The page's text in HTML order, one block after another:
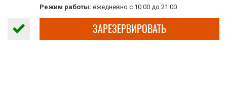
Режим работы: ежедневно с 10:00 до 21:00
ЗАРЕЗЕРВИРОВАТЬ